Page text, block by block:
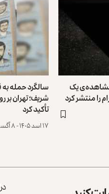
مشاهده‌ی یک
را منتشر کرد
سالگرد حمله به
شریف؛ تهران
تأکید کرد
۱۷ اسد ۱۴۰۵ - ۸ آگست ۲۰۲۶